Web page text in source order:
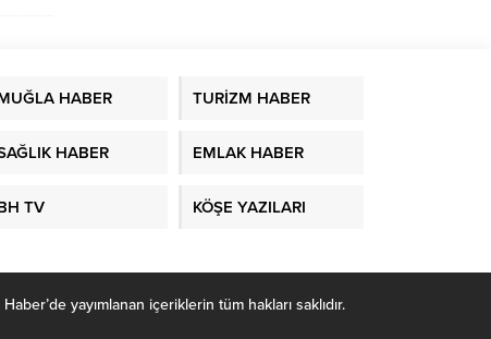
HABER TURİZM HABER
HABER EMLAK HABER
TV KÖŞE YAZILARI
yayımlanan içeriklerin tüm hakları saklıdır.